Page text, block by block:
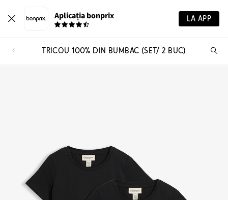
Aplicația bonprix LA APP
TRICOU 100% DIN BUMBAC (SET/ 2 BUC)